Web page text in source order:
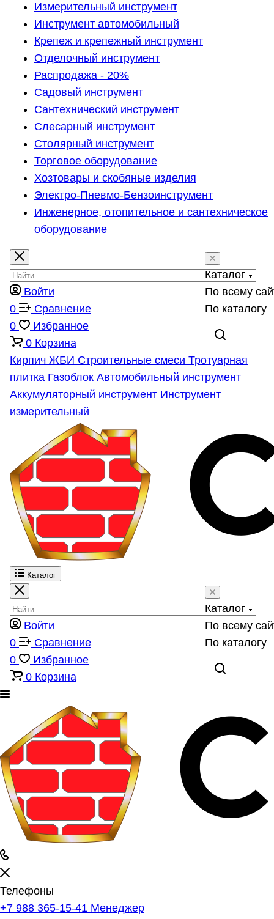
Измерительный инструмент
Инструмент автомобильный
Крепеж и крепежный инструмент
Отделочный инструмент
Распродажа - 20%
Садовый инструмент
Сантехнический инструмент
Слесарный инструмент
Столярный инструмент
Торговое оборудование
Хозтовары и скобяные изделия
Электро-Пневмо-Бензоинструмент
Инженерное, отопительное и сантехническое
оборудование
Каталог
По всему
По каталогу
Войти
0
Сравнение
0
Избранное
0 Корзина
Кирпич ЖБИ Строительные смеси Тротуарная
плитка Газоблок Автомобильный инструмент
Аккумуляторный инструмент Инструмент
измерительный
Каталог
Каталог
По всему
По каталогу
Войти
0
Сравнение
0
Избранное
0 Корзина
Телефоны
+7 988 365-15-41 Менеджер